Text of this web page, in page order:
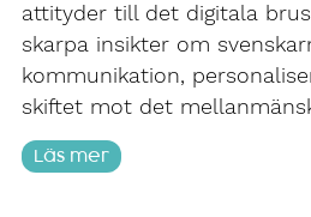
attityder till det digitala
skarpa insikter om
kommunikation,
skiftet mot det
Läs mer